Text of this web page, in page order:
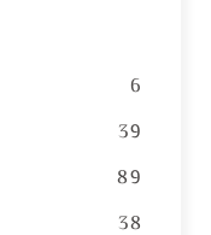
6
39
89
38